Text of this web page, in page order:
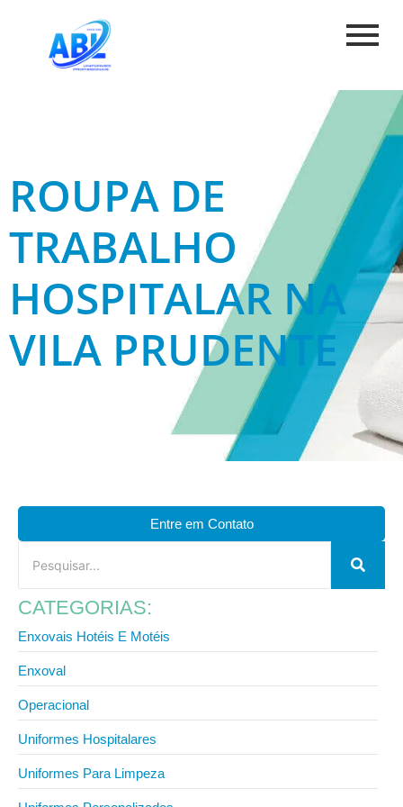
ROUPA DE
TRABALHO
HOSPITALAR NA
VILA PRUDENTE
Entre em Contato
CATEGORIAS:
Enxovais Hotéis E Motéis
Enxoval
Operacional
Uniformes Hospitalares
Uniformes Para Limpeza